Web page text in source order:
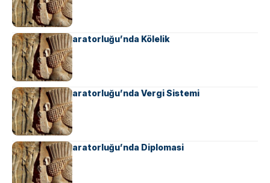
Ahameniş İmparatorluğu’nda Kölelik
Ahameniş İmparatorluğu’nda Vergi Sistemi
Ahameniş İmparatorluğu’nda Diplomasi